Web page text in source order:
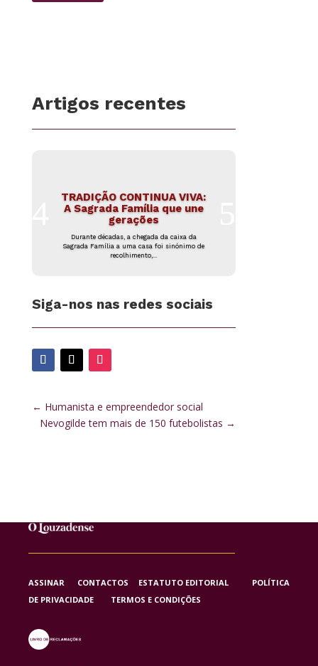
Artigos recentes
TRADIÇÃO CONTINUA VIVA:
A Sagrada Família que une
gerações
Durante décadas, a chegada da caixa da
Sagrada Família a uma casa foi sinónimo de
recolhimento,...
Siga-nos nas redes sociais
← Humanista e empreendedor social
Nevogilde tem mais de 150 futebolistas →
ASSINAR CONTACTOS ESTATUTO EDITORIAL POLÍTICA
DE PRIVACIDADE TERMOS E CONDIÇÕES